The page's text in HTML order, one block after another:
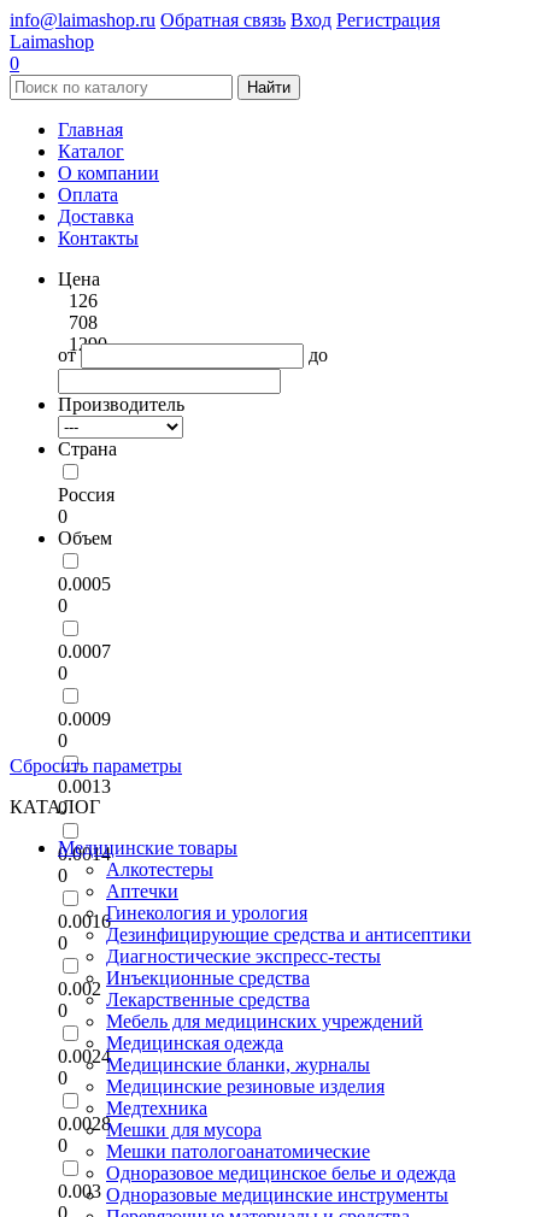
info@laimashop.ru Обратная связь Вход Регистрация
Laimashop
0
Найти
Главная
Каталог
О компании
Оплата
Доставка
Контакты
Цена
126
708
1290
от до
Производитель
Страна
Россия
0
Объем
0.0005
0
0.0007
0
0.0009
0
0.0013
0
0.0014
0
0.0016
0
0.002
0
0.0024
0
0.0028
0
0.003
0
Сбросить параметры
КАТАЛОГ
Медицинские товары
Алкотестеры
Аптечки
Гинекология и урология
Дезинфицирующие средства и антисептики
Диагностические экспресс-тесты
Инъекционные средства
Лекарственные средства
Мебель для медицинских учреждений
Медицинская одежда
Медицинские бланки, журналы
Медицинские резиновые изделия
Медтехника
Мешки для мусора
Мешки патологоанатомические
Одноразовое медицинское белье и одежда
Одноразовые медицинские инструменты